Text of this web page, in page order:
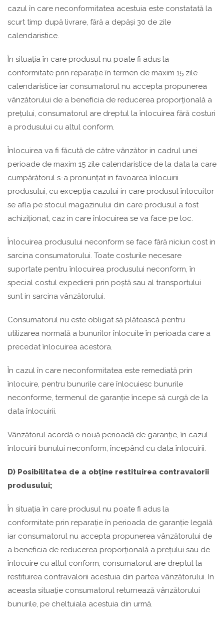
cazul în care neconformitatea acestuia este constatată la
scurt timp după livrare, fără a depăși 30 de zile
calendaristice.
În situația în care produsul nu poate fi adus la
conformitate prin reparație în termen de maxim 15 zile
calendaristice iar consumatorul nu accepta propunerea
vânzătorului de a beneficia de reducerea proporțională a
prețului, consumatorul are dreptul la înlocuirea fără costuri
a produsului cu altul conform.
Înlocuirea va fi făcută de către vânzător in cadrul unei
perioade de maxim 15 zile calendaristice de la data la care
cumpărătorul s-a pronunțat in favoarea înlocuirii
produsului, cu excepția cazului in care produsul înlocuitor
se afla pe stocul magazinului din care produsul a fost
achiziționat, caz in care înlocuirea se va face pe loc.
Înlocuirea produsului neconform se face fără niciun cost in
sarcina consumatorului. Toate costurile necesare
suportate pentru înlocuirea produsului neconform, în
special costul expedierii prin poștă sau al transportului
sunt in sarcina vânzătorului.
Consumatorul nu este obligat să plătească pentru
utilizarea normală a bunurilor înlocuite în perioada care a
precedat înlocuirea acestora.
În cazul în care neconformitatea este remediată prin
înlocuire, pentru bunurile care înlocuiesc bunurile
neconforme, termenul de garanție începe să curgă de la
data înlocuirii.
Vânzătorul acordă o nouă perioadă de garanție, în cazul
înlocuirii bunului neconform, începând cu data înlocuirii.
D) Posibilitatea de a obține restituirea contravalorii
produsului;
În situația în care produsul nu poate fi adus la
conformitate prin reparație în perioada de garanție legală
iar consumatorul nu accepta propunerea vânzătorului de
a beneficia de reducerea proporțională a prețului sau de
înlocuire cu altul conform, consumatorul are dreptul la
restituirea contravalorii acestuia din partea vânzătorului. In
aceasta situație consumatorul returnează vânzătorului
bunurile, pe cheltuiala acestuia din urmă.